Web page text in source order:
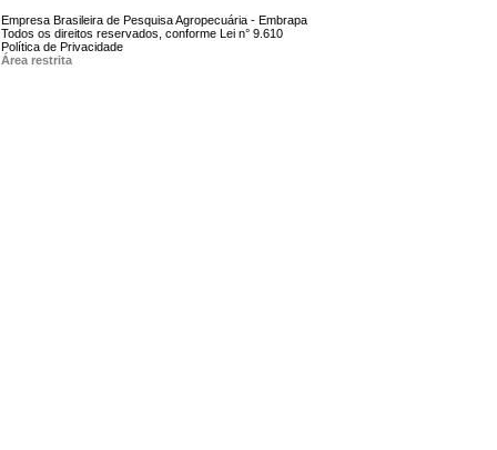
Empresa Brasileira de Pesquisa Agropecuária - Embrapa
Todos os direitos reservados, conforme Lei n° 9.610
Política de Privacidade
Área restrita